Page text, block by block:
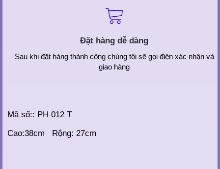
Đặt hàng dễ dàng
Sau khi đặt hàng thành công chúng tôi sẽ gọi điện xác nhận và
giao hàng
Mã số:: PH 012 T
Cao:38cm Rộng: 27cm